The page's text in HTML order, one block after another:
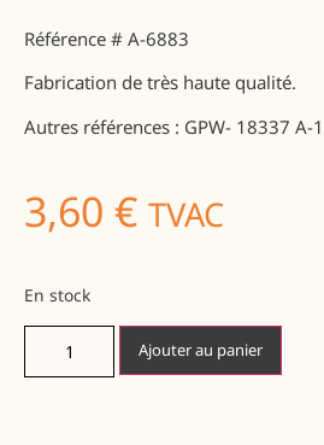
Référence # A-6883
Fabrication de très haute qualité.
Autres références : GPW- 18337
3,60 € TVAC
En stock
Ajouter au panier